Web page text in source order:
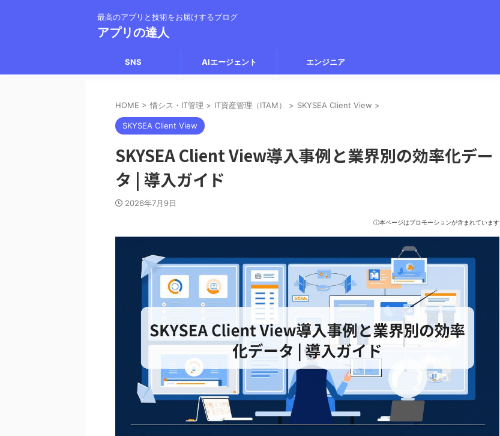
最高のアプリと技術をお届けするブログ
アプリの達人
SNS AIエージェント エンジニア
HOME > 情シス・IT管理 > IT資産管理（ITAM） > SKYSEA Client View >
SKYSEA Client View
SKYSEA Client View導入事例と業界別の効率化デー
タ | 導入ガイド
2026年7月9日
ⓘ本ページはプロモーションが含まれています